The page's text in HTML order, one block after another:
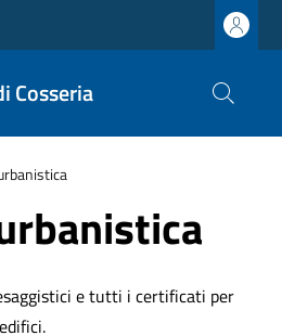
Cosseria
e tutti i certificati per